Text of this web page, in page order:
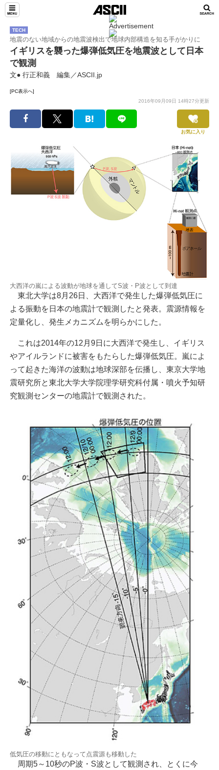
TECH
地震のない地域からの地震波検出で地球内部構造を知る手がかりに
イギリスを襲った爆弾低気圧を地震波として日本
で観測
文● 行正和義 編集／ASCII.jp
[PC表示へ]
2016年09月09日 14時27分更新
お気に入り
大西洋の嵐による波動が地球を通してS波・P波として到達
東北大学は8月26日、大西洋で発生した爆弾低気圧に
よる振動を日本の地震計で観測したと発表。震源情報を
定量化し、発生メカニズムを明らかにした。
これは2014年の12月9日に大西洋で発生し、イギリス
やアイルランドに被害をもたらした爆弾低気圧。嵐によ
って起きた海洋の波動は地球深部を伝播し、東京大学地
震研究所と東北大学大学院理学研究科付属・噴火予知研
究観測センターの地震計で観測された。
低気圧の移動にともなって点震源も移動した
周期5～10秒のP波・S波として観測され、とくに今